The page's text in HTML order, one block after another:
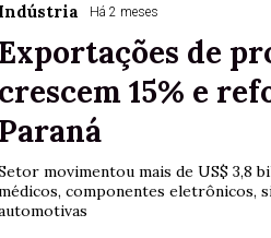
Indústria Há 2 meses
Exportações de
crescem 15% e
Paraná
movimentou mais de US$ 3,8
componentes eletrônicos,